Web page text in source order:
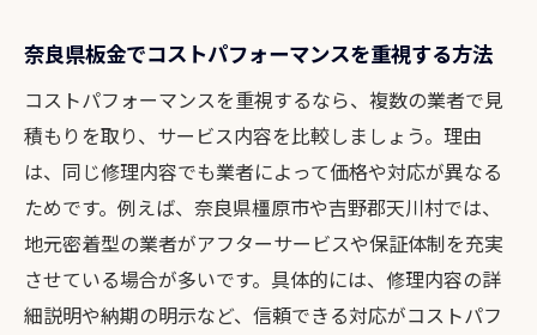
奈良県板金でコストパフォーマンスを重視する方法
コストパフォーマンスを重視するなら、複数の業者で見
積もりを取り、サービス内容を比較しましょう。理由
は、同じ修理内容でも業者によって価格や対応が異なる
ためです。例えば、奈良県橿原市や吉野郡天川村では、
地元密着型の業者がアフターサービスや保証体制を充実
させている場合が多いです。具体的には、修理内容の詳
細説明や納期の明示など、信頼できる対応がコストパフ